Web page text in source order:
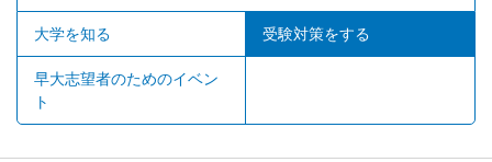
大学を知る 受験対策をする
早大志望者のためのイベン
ト